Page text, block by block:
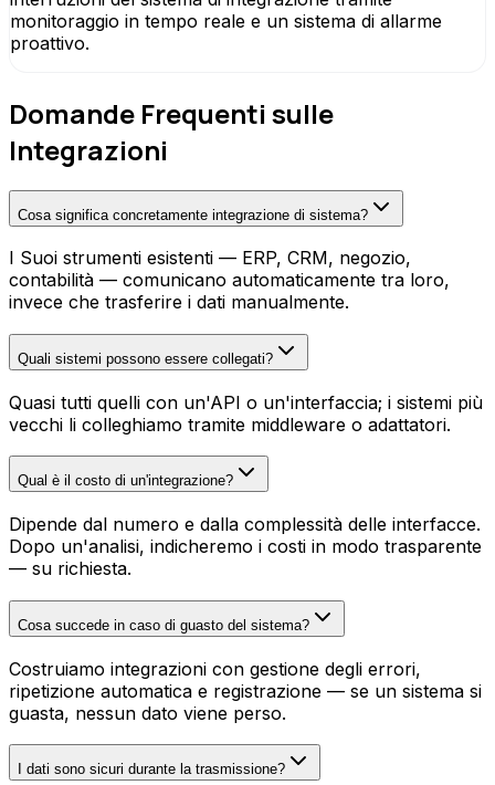
monitoraggio in tempo reale e un sistema di allarme
proattivo.
Domande Frequenti sulle
Integrazioni
Cosa significa concretamente integrazione di sistema?
I Suoi strumenti esistenti — ERP, CRM, negozio,
contabilità — comunicano automaticamente tra loro,
invece che trasferire i dati manualmente.
Quali sistemi possono essere collegati?
Quasi tutti quelli con un'API o un'interfaccia; i sistemi più
vecchi li colleghiamo tramite middleware o adattatori.
Qual è il costo di un'integrazione?
Dipende dal numero e dalla complessità delle interfacce.
Dopo un'analisi, indicheremo i costi in modo trasparente
— su richiesta.
Cosa succede in caso di guasto del sistema?
Costruiamo integrazioni con gestione degli errori,
ripetizione automatica e registrazione — se un sistema si
guasta, nessun dato viene perso.
I dati sono sicuri durante la trasmissione?